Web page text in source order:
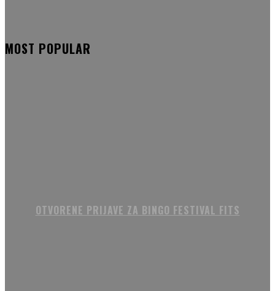
MOST POPULAR
OTVORENE PRIJAVE ZA BINGO FESTIVAL FITS